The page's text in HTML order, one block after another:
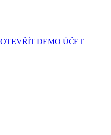
OTEVŘÍT DEMO ÚČET